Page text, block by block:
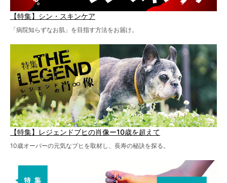
【特集】シン・スキンケア
「病院知らずなお肌」を目指す方法をお届け。
【特集】レジェンドブヒの肖像ー10歳を超えて
10歳オーバーの元気なブヒを取材し、長寿の秘訣を探る。